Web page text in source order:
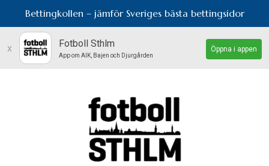
Bettingkollen – jämför Sveriges bästa bettingsidor
x Fotboll Sthlm
App om AIK, Bajen och Djurgården
Öppna i appen